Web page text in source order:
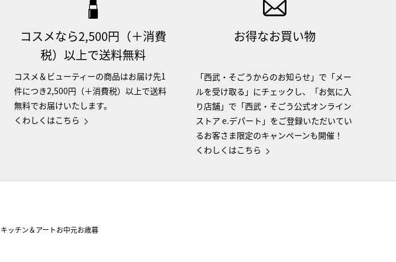
コスメなら2,500円（＋消費
税）以上で送料無料
コスメ＆ビューティーの商品はお届け先1
件につき2,500円（＋消費税）以上で送料
無料でお届けいたします。
くわしくはこちら
お得なお買い物
「西武・そごうからのお知らせ」で「メー
ルを受け取る」にチェックし、「お気に入
り店舗」で「西武・そごう公式オンライン
ストア e.デパート」をご登録いただいてい
るお客さま限定のキャンペーンも開催！
くわしくはこちら
ッチン＆アートお中元お歳暮